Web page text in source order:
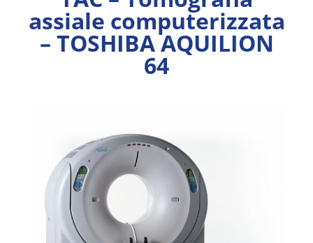
Veterinaria
Second Life
assiale computerizzata
– TOSHIBA AQUILION
64